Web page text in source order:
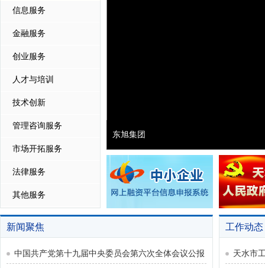
信息服务
金融服务
创业服务
人才与培训
技术创新
管理咨询服务
市场开拓服务
法律服务
其他服务
东旭集团
工作动态
新闻聚焦
中国共产党第十九届中央委员会第六次全体会议公报